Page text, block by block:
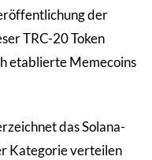
der
TRC-20 Token
etablierte Memecoins
das Solana-
Kategorie verteilen